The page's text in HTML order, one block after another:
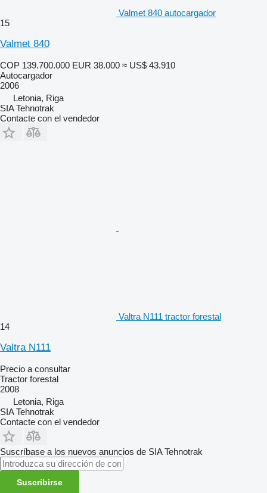
Valmet 840 autocargador
15
Valmet 840
COP 139.700.000 EUR 38.000 ≈ US$ 43.910
Autocargador
2006
Letonia, Riga
SIA Tehnotrak
Contacte con el vendedor
Valtra N111 tractor forestal
14
Valtra N111
Precio a consultar
Tractor forestal
2008
Letonia, Riga
SIA Tehnotrak
Contacte con el vendedor
Suscríbase a los nuevos anuncios de SIA Tehnotrak
Suscribirse